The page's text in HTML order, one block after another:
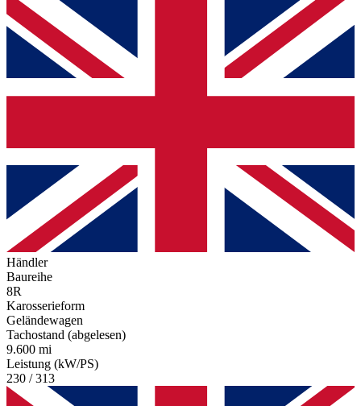
Händler
Baureihe
8R
Karosserieform
Geländewagen
Tachostand (abgelesen)
9.600 mi
Leistung (kW/PS)
230 / 313